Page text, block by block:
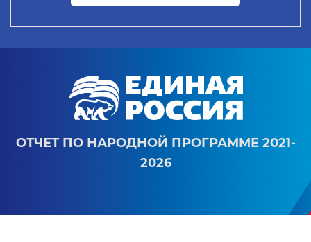
ОТЧЕТ ПО НАРОДНОЙ ПРОГРАММЕ 2021-
2026